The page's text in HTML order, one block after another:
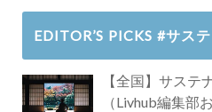
EDITOR’S PICKS #サス
【全国】サステ
（Livhub編集部